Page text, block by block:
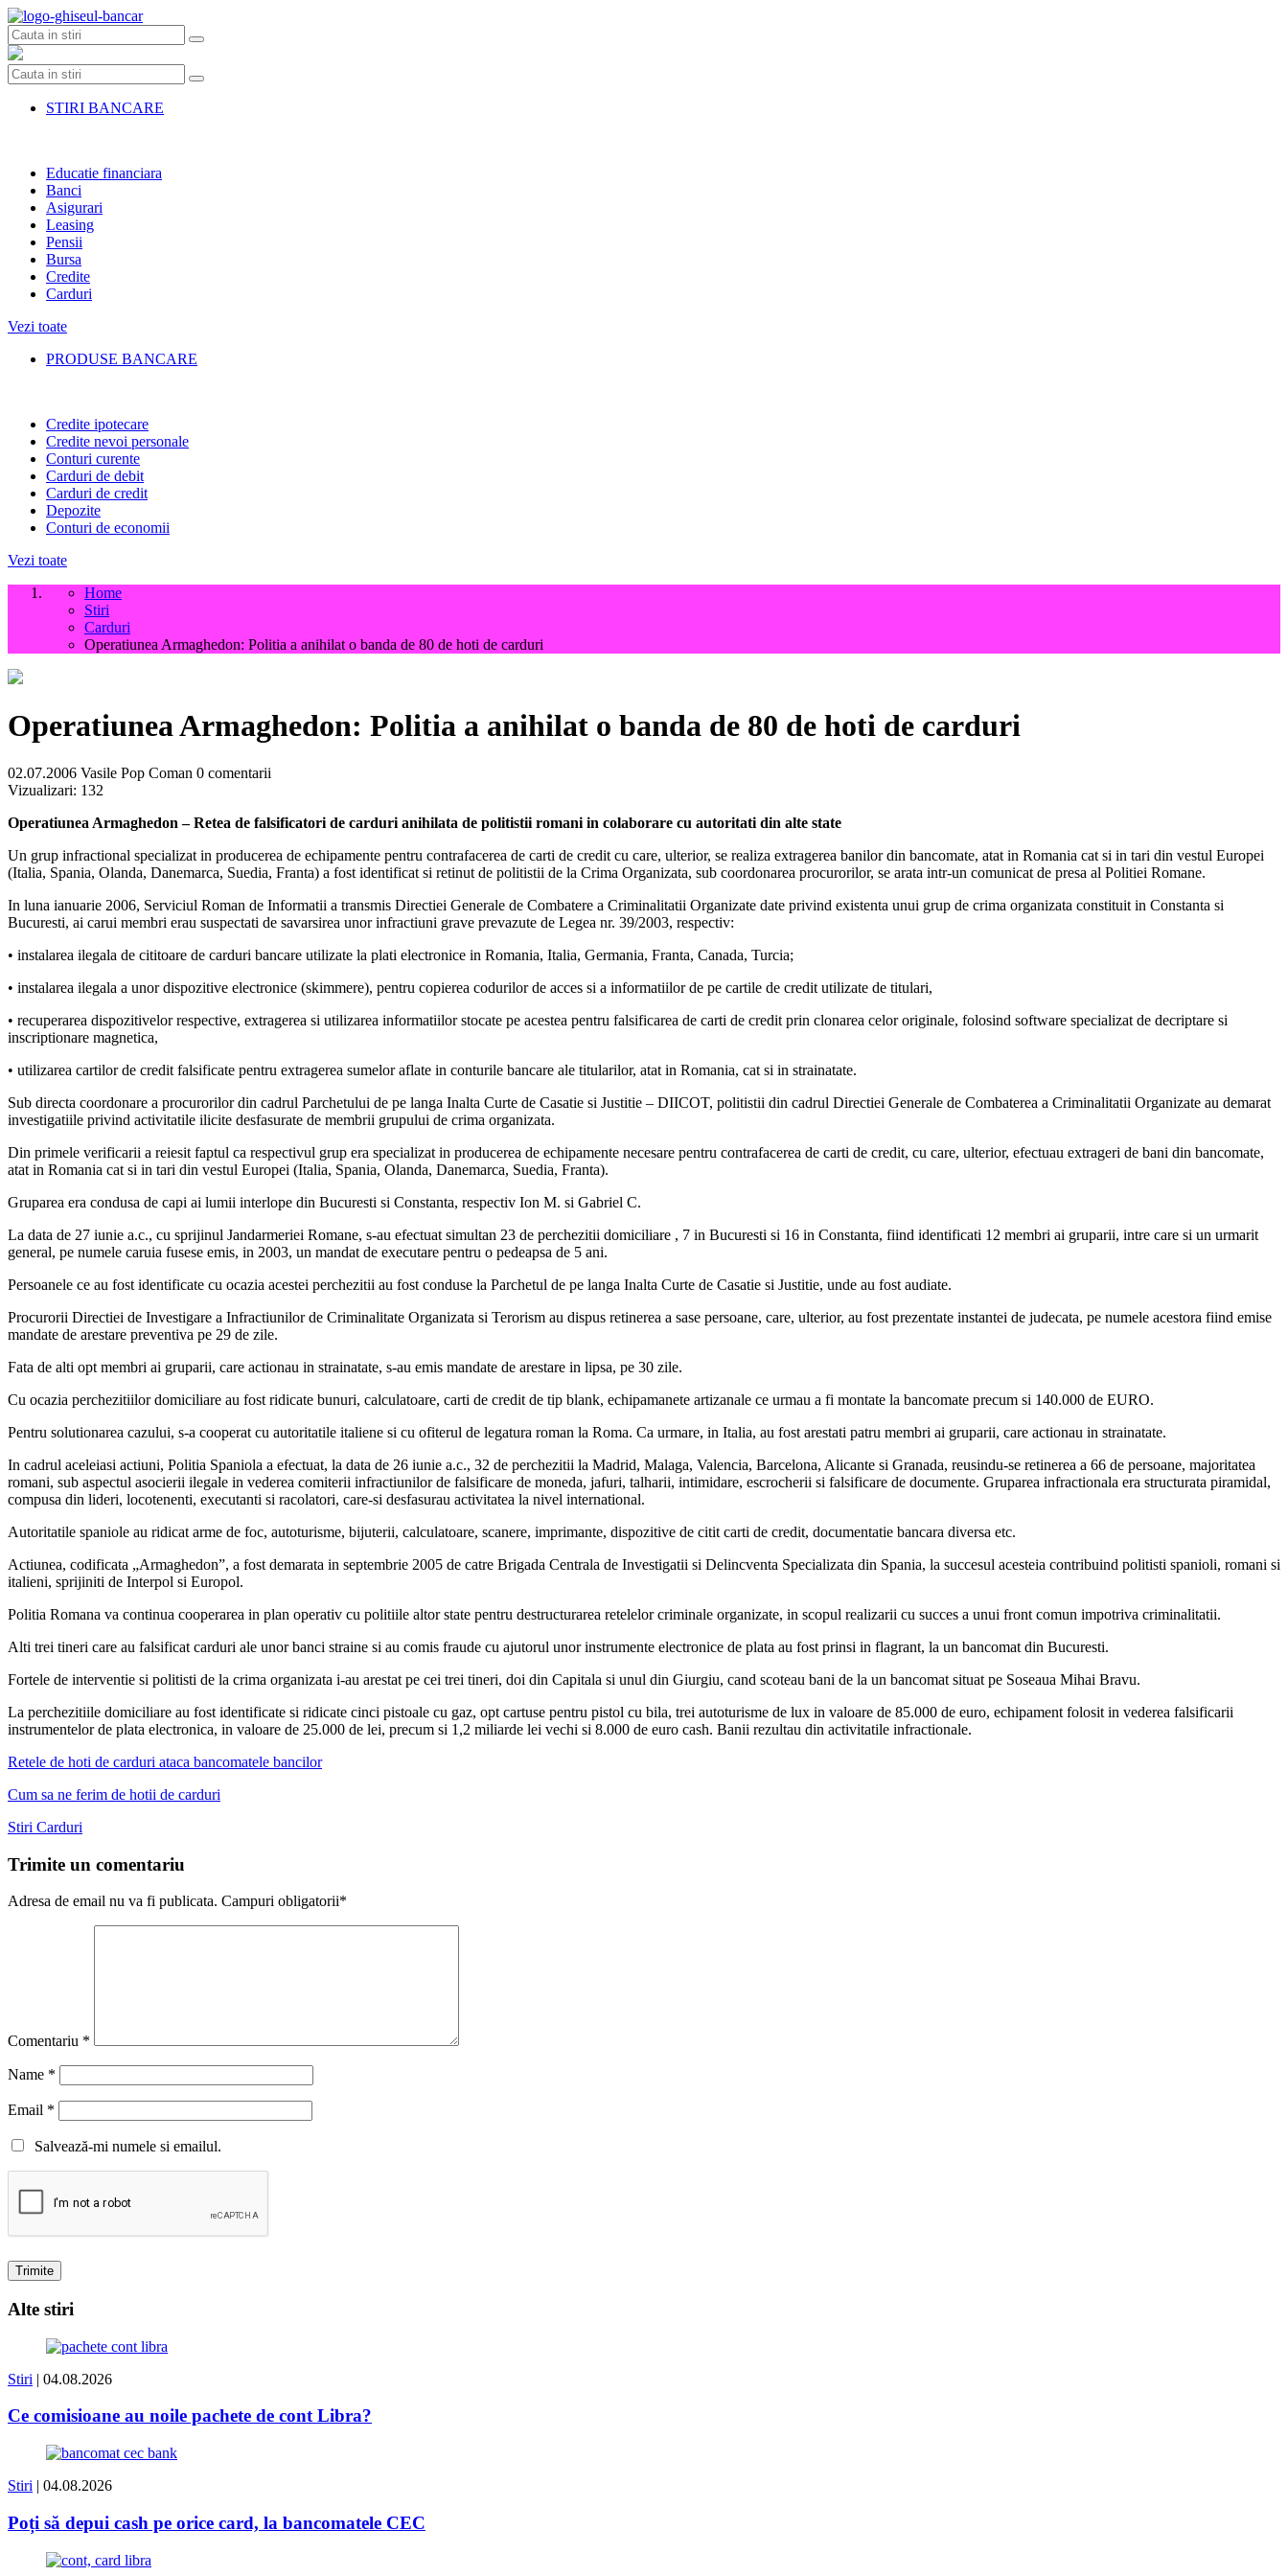
Skip
to
content
STIRI BANCARE
Educatie financiara
Banci
Asigurari
Leasing
Pensii
Bursa
Credite
Carduri
Vezi toate
PRODUSE BANCARE
Credite ipotecare
Credite nevoi personale
Conturi curente
Carduri de debit
Carduri de credit
Depozite
Conturi de economii
Vezi toate
Home
Stiri
Carduri
Operatiunea Armaghedon: Politia a anihilat o banda de 80 de hoti de carduri
Operatiunea Armaghedon: Politia a anihilat o banda de 80 de hoti de carduri
02.07.2006 Vasile Pop Coman 0 comentarii
Vizualizari: 132
Operatiunea Armaghedon – Retea de falsificatori de carduri anihilata de politistii romani in colaborare cu autoritati din alte state
Un grup infractional specializat in producerea de echipamente pentru contrafacerea de carti de credit cu care, ulterior, se realiza extragerea banilor din bancomate, atat in Romania cat si in tari din vestul Europei
(Italia, Spania, Olanda, Danemarca, Suedia, Franta) a fost identificat si retinut de politistii de la Crima Organizata, sub coordonarea procurorilor, se arata intr-un comunicat de presa al Politiei Romane.
In luna ianuarie 2006, Serviciul Roman de Informatii a transmis Directiei Generale de Combatere a Criminalitatii Organizate date privind existenta unui grup de crima organizata constituit in Constanta si
Bucuresti, ai carui membri erau suspectati de savarsirea unor infractiuni grave prevazute de Legea nr. 39/2003, respectiv:
• instalarea ilegala de cititoare de carduri bancare utilizate la plati electronice in Romania, Italia, Germania, Franta, Canada, Turcia;
• instalarea ilegala a unor dispozitive electronice (skimmere), pentru copierea codurilor de acces si a informatiilor de pe cartile de credit utilizate de titulari,
• recuperarea dispozitivelor respective, extragerea si utilizarea informatiilor stocate pe acestea pentru falsificarea de carti de credit prin clonarea celor originale, folosind software specializat de decriptare si
inscriptionare magnetica,
• utilizarea cartilor de credit falsificate pentru extragerea sumelor aflate in conturile bancare ale titularilor, atat in Romania, cat si in strainatate.
Sub directa coordonare a procurorilor din cadrul Parchetului de pe langa Inalta Curte de Casatie si Justitie – DIICOT, politistii din cadrul Directiei Generale de Combaterea a Criminalitatii Organizate au demarat
investigatiile privind activitatile ilicite desfasurate de membrii grupului de crima organizata.
Din primele verificarii a reiesit faptul ca respectivul grup era specializat in producerea de echipamente necesare pentru contrafacerea de carti de credit, cu care, ulterior, efectuau extrageri de bani din bancomate,
atat in Romania cat si in tari din vestul Europei (Italia, Spania, Olanda, Danemarca, Suedia, Franta).
Gruparea era condusa de capi ai lumii interlope din Bucuresti si Constanta, respectiv Ion M. si Gabriel C.
La data de 27 iunie a.c., cu sprijinul Jandarmeriei Romane, s-au efectuat simultan 23 de perchezitii domiciliare , 7 in Bucuresti si 16 in Constanta, fiind identificati 12 membri ai gruparii, intre care si un urmarit
general, pe numele caruia fusese emis, in 2003, un mandat de executare pentru o pedeapsa de 5 ani.
Persoanele ce au fost identificate cu ocazia acestei perchezitii au fost conduse la Parchetul de pe langa Inalta Curte de Casatie si Justitie, unde au fost audiate.
Procurorii Directiei de Investigare a Infractiunilor de Criminalitate Organizata si Terorism au dispus retinerea a sase persoane, care, ulterior, au fost prezentate instantei de judecata, pe numele acestora fiind emise
mandate de arestare preventiva pe 29 de zile.
Fata de alti opt membri ai gruparii, care actionau in strainatate, s-au emis mandate de arestare in lipsa, pe 30 zile.
Cu ocazia perchezitiilor domiciliare au fost ridicate bunuri, calculatoare, carti de credit de tip blank, echipamanete artizanale ce urmau a fi montate la bancomate precum si 140.000 de EURO.
Pentru solutionarea cazului, s-a cooperat cu autoritatile italiene si cu ofiterul de legatura roman la Roma. Ca urmare, in Italia, au fost arestati patru membri ai gruparii, care actionau in strainatate.
In cadrul aceleiasi actiuni, Politia Spaniola a efectuat, la data de 26 iunie a.c., 32 de perchezitii la Madrid, Malaga, Valencia, Barcelona, Alicante si Granada, reusindu-se retinerea a 66 de persoane, majoritatea
romani, sub aspectul asocierii ilegale in vederea comiterii infractiunilor de falsificare de moneda, jafuri, talharii, intimidare, escrocherii si falsificare de documente. Gruparea infractionala era structurata piramidal,
compusa din lideri, locotenenti, executanti si racolatori, care-si desfasurau activitatea la nivel international.
Autoritatile spaniole au ridicat arme de foc, autoturisme, bijuterii, calculatoare, scanere, imprimante, dispozitive de citit carti de credit, documentatie bancara diversa etc.
Actiunea, codificata „Armaghedon”, a fost demarata in septembrie 2005 de catre Brigada Centrala de Investigatii si Delincventa Specializata din Spania, la succesul acesteia contribuind politisti spanioli, romani si
italieni, sprijiniti de Interpol si Europol.
Politia Romana va continua cooperarea in plan operativ cu politiile altor state pentru destructurarea retelelor criminale organizate, in scopul realizarii cu succes a unui front comun impotriva criminalitatii.
Alti trei tineri care au falsificat carduri ale unor banci straine si au comis fraude cu ajutorul unor instrumente electronice de plata au fost prinsi in flagrant, la un bancomat din Bucuresti.
Fortele de interventie si politisti de la crima organizata i-au arestat pe cei trei tineri, doi din Capitala si unul din Giurgiu, cand scoteau bani de la un bancomat situat pe Soseaua Mihai Bravu.
La perchezitiile domiciliare au fost identificate si ridicate cinci pistoale cu gaz, opt cartuse pentru pistol cu bila, trei autoturisme de lux in valoare de 85.000 de euro, echipament folosit in vederea falsificarii
instrumentelor de plata electronica, in valoare de 25.000 de lei, precum si 1,2 miliarde lei vechi si 8.000 de euro cash. Banii rezultau din activitatile infractionale.
Retele de hoti de carduri ataca bancomatele bancilor
Cum sa ne ferim de hotii de carduri
Stiri Carduri
Trimite un comentariu
Adresa de email nu va fi publicata. Campuri obligatorii*
Comentariu *
Name *
Email *
Salvează-mi numele si emailul.
Alte stiri
Stiri | 04.08.2026
Ce comisioane au noile pachete de cont Libra?
Stiri | 04.08.2026
Poți să depui cash pe orice card, la bancomatele CEC